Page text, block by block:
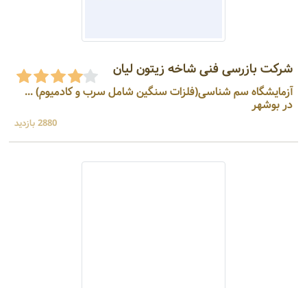
شرکت بازرسی فنی شاخه زیتون لیان
آزمایشگاه سم شناسی(فلزات سنگین شامل سرب و کادمیوم) ...
در بوشهر
2880 بازدید